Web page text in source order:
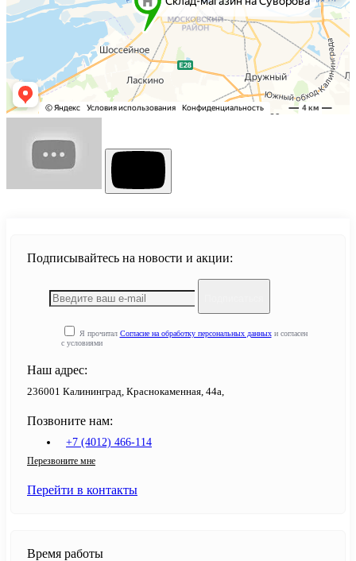
Подписывайтесь на новости и акции:
Я прочитал Согласие на обработку персональных данныхи согласен
с условиями
Наш адрес:
236001 Калининград, Краснокаменная, 44а,
Позвоните нам:
+7 (4012) 466-114
Перезвоните мне
Перейти в контакты
Время работы